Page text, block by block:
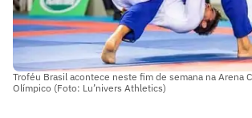
Troféu Brasil acontece neste fim de semana na Arena
Olímpico (Foto: Lu’nivers Athletics)